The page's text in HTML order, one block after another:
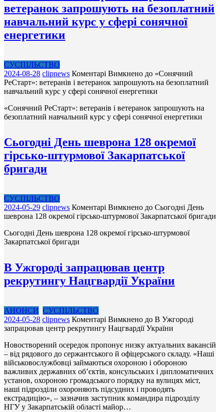
ветеранок запрошують на безоплатний
навчальний курс у сфері сонячної
енергетики
СУСПІЛЬСТВО
2024-08-28 clipnews Коментарі Вимкнено до «Сонячний
РеСтарт»: ветеранів і ветеранок запрошують на безоплатний
навчальний курс у сфері сонячної енергетики
«Сонячний РеСтарт»: ветеранів і ветеранок запрошують на
безоплатний навчальний курс у сфері сонячної енергетики
Сьогодні День шеврона 128 окремої
гірсько-штурмової Закарпатської
бригади
СУСПІЛЬСТВО
2024-05-29 clipnews Коментарі Вимкнено до Сьогодні День
шеврона 128 окремої гірсько-штурмової Закарпатської бригади
Сьогодні День шеврона 128 окремої гірсько-штурмової
Закарпатської бригади
В Ужгороді запрацював центр
рекрутингу Нацгвардії України
АНОНСИ СУСПІЛЬСТВО
2024-05-28 clipnews Коментарі Вимкнено до В Ужгороді
запрацював центр рекрутингу Нацгвардії України
Новостворений осередок пропонує низку актуальних вакансій
– від рядового до сержантського й офіцерського складу. «Наші
військовослужбовці займаються охороною і обороною
важливих державних об’єктів, консульських і дипломатичних
установ, охороною громадського порядку на вулицях міст,
наші підрозділи охороняють підсудних і проводять
екстрадицію», – зазначив заступник командира підрозділу
НГУ у Закарпатській області майор…